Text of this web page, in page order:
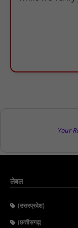
Your
लेबल
(उत्तरप्रदेश)
(छत्तीसगढ़)